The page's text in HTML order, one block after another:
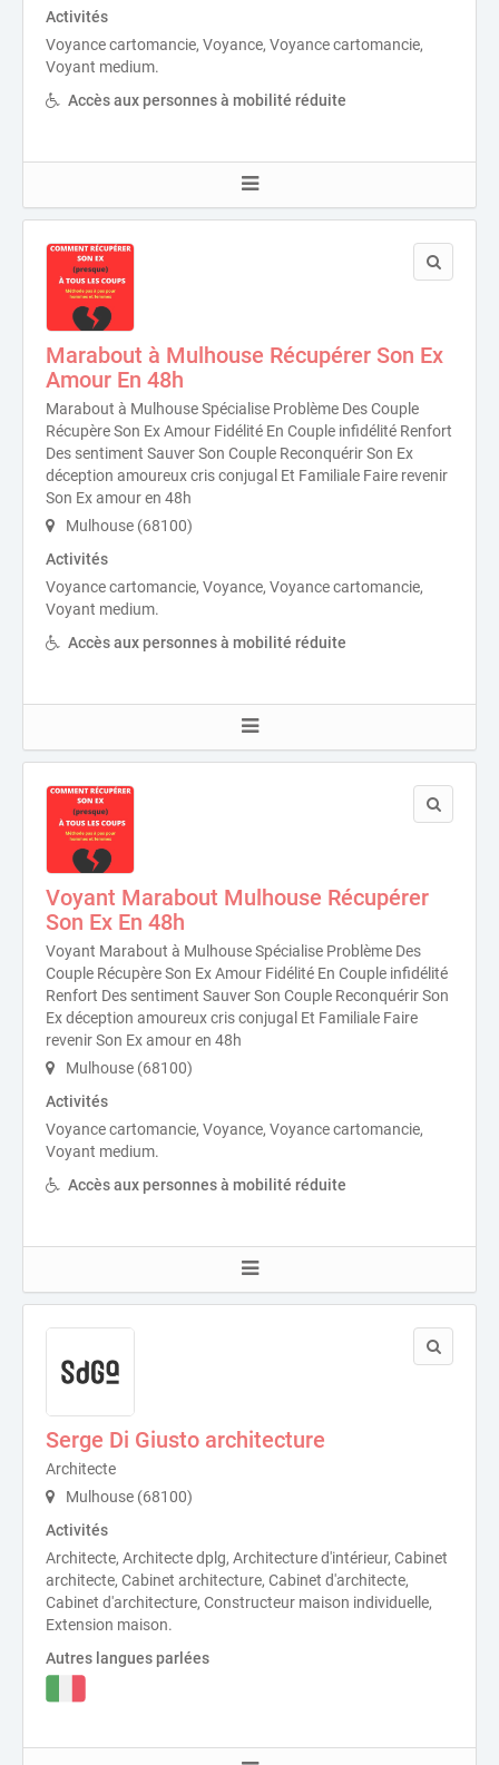
Activités
Voyance cartomancie, Voyance, Voyance cartomancie,
Voyant medium.
Accès aux personnes à mobilité réduite
Marabout à Mulhouse Récupérer Son Ex
Amour En 48h
Marabout à Mulhouse Spécialise Problème Des Couple
Récupère Son Ex Amour Fidélité En Couple infidélité Renfort
Des sentiment Sauver Son Couple Reconquérir Son Ex
déception amoureux cris conjugal Et Familiale Faire revenir
Son Ex amour en 48h
Mulhouse (68100)
Activités
Voyance cartomancie, Voyance, Voyance cartomancie,
Voyant medium.
Accès aux personnes à mobilité réduite
Voyant Marabout Mulhouse Récupérer
Son Ex En 48h
Voyant Marabout à Mulhouse Spécialise Problème Des
Couple Récupère Son Ex Amour Fidélité En Couple infidélité
Renfort Des sentiment Sauver Son Couple Reconquérir Son
Ex déception amoureux cris conjugal Et Familiale Faire
revenir Son Ex amour en 48h
Mulhouse (68100)
Activités
Voyance cartomancie, Voyance, Voyance cartomancie,
Voyant medium.
Accès aux personnes à mobilité réduite
Serge Di Giusto architecture
Architecte
Mulhouse (68100)
Activités
Architecte, Architecte dplg, Architecture d'intérieur, Cabinet
architecte, Cabinet architecture, Cabinet d'architecte,
Cabinet d'architecture, Constructeur maison individuelle,
Extension maison.
Autres langues parlées